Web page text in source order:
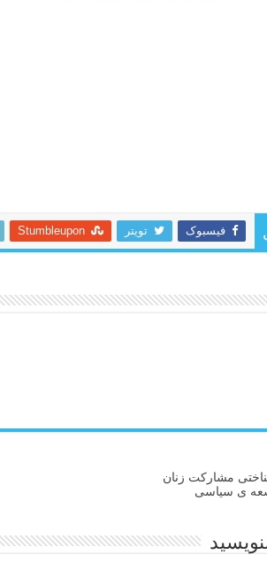
فیسبوک تویتر Stumbleupon
مشارکت زنان
ی سیاسی